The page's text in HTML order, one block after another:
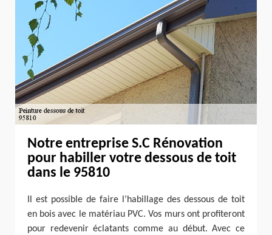
Notre entreprise S.C Rénovation
pour habiller votre dessous de toit
dans le 95810
Il est possible de faire l’habillage des dessous de toit
en bois avec le matériau PVC. Vos murs ont profiteront
pour redevenir éclatants comme au début. Avec ce